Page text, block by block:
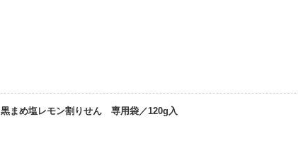
黒まめ塩レモン割りせん 専用袋／120g入